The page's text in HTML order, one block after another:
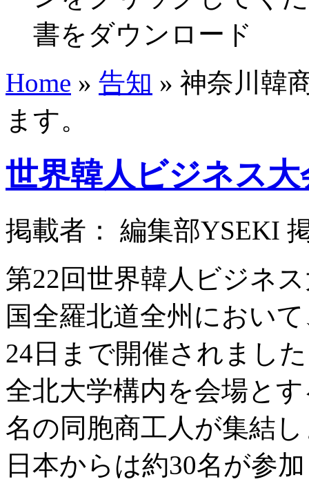
書をダウンロード
Home » 告知 » 神奈川韓
ます。
世界韓人ビジネス
掲載者： 編集部YSEKI
第22回世界韓人ビジネ
国全羅北道全州におい
24日まで開催されまし
全北大学構内を会場と
名の同胞商工人が集結
日本からは約30名が参